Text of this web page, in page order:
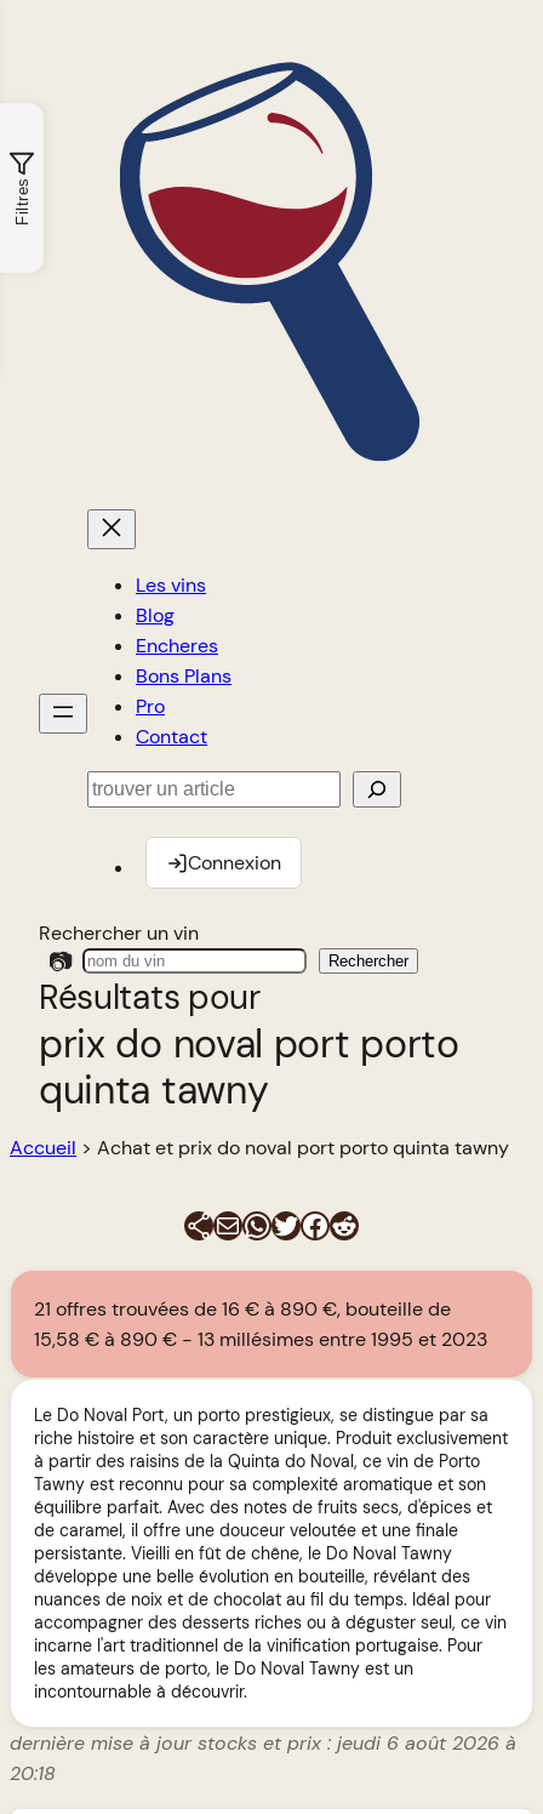
Les vins
Blog
Encheres
Bons Plans
Pro
Contact
Rechercher
Connexion
Rechercher un vin
📷 Rechercher
Résultats pour
prix do noval port porto
quinta tawny
Accueil > Achat et prix do noval port porto quinta tawny
E-mailWhatsApp
Twitter
Facebook
Reddit
21 offres trouvées de 16 € à 890 €, bouteille de
15,58 € à 890 €
13 millésimes entre 1995 et 2023
Le Do Noval Port, un porto prestigieux, se distingue par sa
riche histoire et son caractère unique. Produit exclusivement
à partir des raisins de la Quinta do Noval, ce vin de Porto
Tawny est reconnu pour sa complexité aromatique et son
équilibre parfait. Avec des notes de fruits secs, d'épices et
de caramel, il offre une douceur veloutée et une finale
persistante. Vieilli en fût de chêne, le Do Noval Tawny
développe une belle évolution en bouteille, révélant des
nuances de noix et de chocolat au fil du temps. Idéal pour
accompagner des desserts riches ou à déguster seul, ce vin
incarne l'art traditionnel de la vinification portugaise. Pour
les amateurs de porto, le Do Noval Tawny est un
incontournable à découvrir.
dernière mise à jour stocks et prix : jeudi 6 août 2026 à
20:18
Filtres